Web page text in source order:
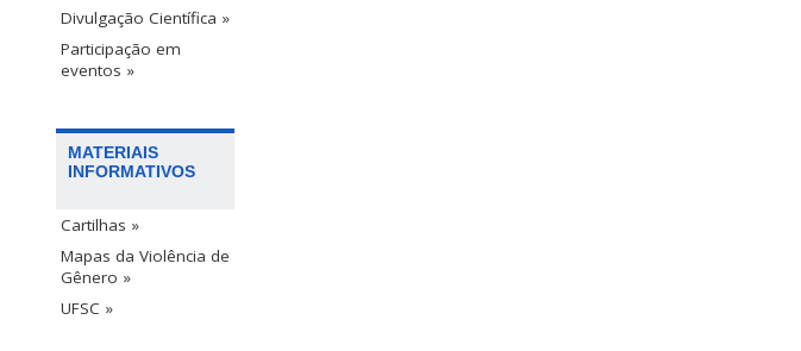
Divulgação Científica »
Participação em
eventos »
MATERIAIS
INFORMATIVOS
Cartilhas »
Mapas da Violência de
Gênero »
UFSC »